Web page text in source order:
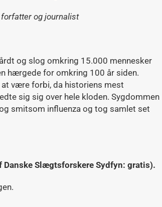
forfatter og journalist
og slog omkring 15.000 mennesker
hærgede for omkring 100 år siden.
være forbi, da historiens mest
sig sig over hele kloden. Sygdommen
smitsom influenza og tog samlet set
Danske Slægtsforskere Sydfyn: gratis).